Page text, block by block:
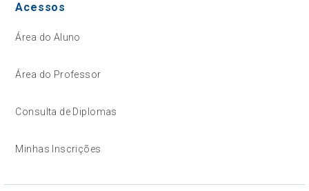
Acessos
Área do Aluno
Área do Professor
Consulta de Diplomas
Minhas Inscrições